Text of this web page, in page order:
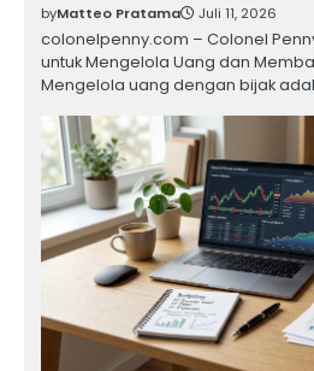
byMatteo Pratama Juli 11, 2026
colonelpenny.com – Colonel
untuk Mengelola Uang dan
Mengelola uang dengan bijak